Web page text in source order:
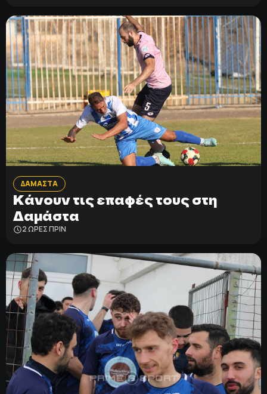
ΔΑΜΑΣΤΑ
Κάνουν τις επαφές τους στη
Δαμάστα
2 ΩΡΕΣ ΠΡΙΝ